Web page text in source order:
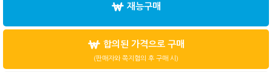
재능구매
합의된 가격으로 구매
(판매자와 쪽지협의 후 구매 시)